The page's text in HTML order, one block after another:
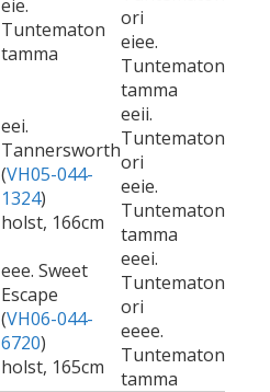
eie.
Tuntematon
tamma
ori
eiee.
Tuntematon
tamma
eei.
Tannersworth
(VH05-044-
1324)
holst, 166cm
eeii.
Tuntematon
ori
eeie.
Tuntematon
tamma
eee. Sweet
Escape
(VH06-044-
6720)
holst, 165cm
eeei.
Tuntematon
ori
eeee.
Tuntematon
tamma